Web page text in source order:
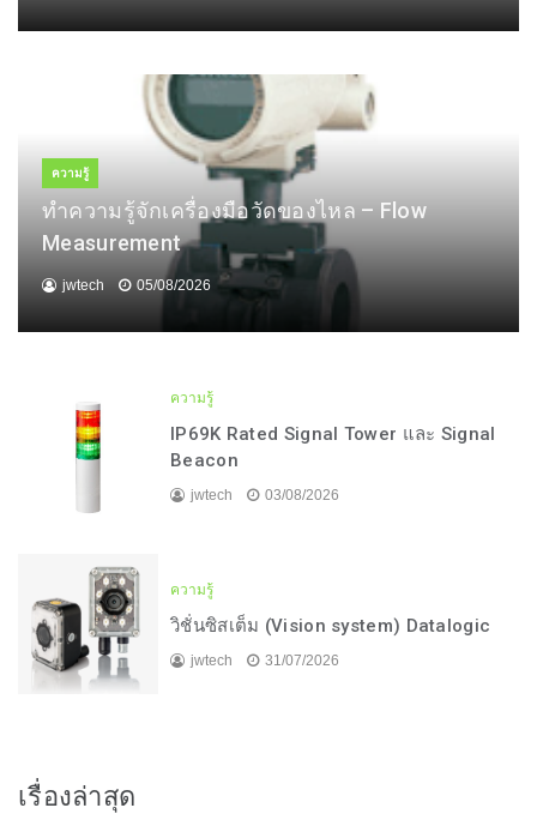
ความรู้
ทำความรู้จักเครื่องมือวัดของไหล – Flow
Measurement
jwtech 05/08/2026
ความรู้
IP69K Rated Signal Tower และ Signal
Beacon
jwtech 03/08/2026
ความรู้
วิชั่นซิสเต็ม (Vision system) Datalogic
jwtech 31/07/2026
เรื่องล่าสุด